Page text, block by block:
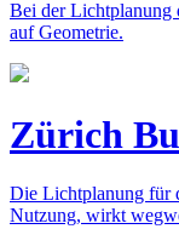
Bei der Lichtplanung
auf Geometrie.
Zürich
Die Lichtplanung für
Nutzung, wirkt